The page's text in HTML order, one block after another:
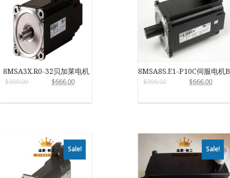
8MSA3X.R0-32贝加莱电机
$999.00 $666.00
8MSA8S.E1-P10C伺服电机
$999.00 $666.00
Sale! Sale!